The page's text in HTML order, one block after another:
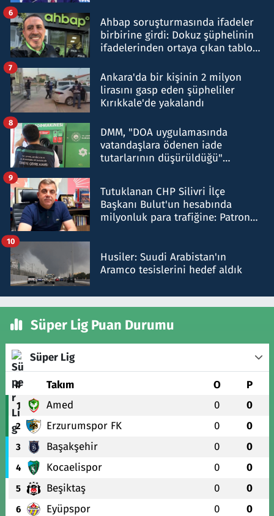
Ahbap soruşturmasında ifadeler
birbirine girdi: Dokuz şüphelinin
ifadelerinden ortaya çıkan tablo
6
Ankara'da bir kişinin 2 milyon
lirasını gasp eden şüpheliler
Kırıkkale'de yakalandı
7
DMM, "DOA uygulamasında
vatandaşlara ödenen iade
tutarlarının düşürüldüğü"
8
Tutuklanan CHP Silivri İlçe
Başkanı Bulut'un hesabında
milyonluk para trafiğine: Patron
9
Husiler: Suudi Arabistan'ın
Aramco tesislerini hedef aldık
10
Süper Lig Puan Durumu
Süper Lig
# Takım O P
1 Amed 0 0
2 Erzurumspor FK 0 0
3 Başakşehir 0 0
4 Kocaelispor 0 0
5 Beşiktaş 0 0
6 Eyüpspor 0 0